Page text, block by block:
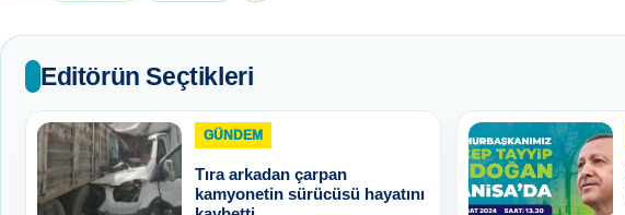
Editörün Seçtikleri
GÜNDEM
Tıra arkadan çarpan
kamyonetin sürücüsü hayatını